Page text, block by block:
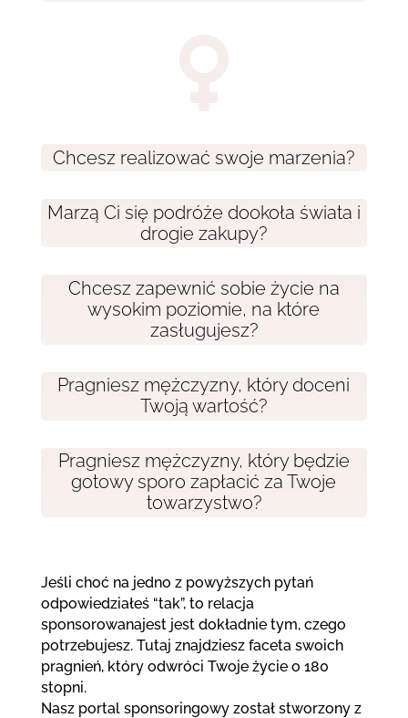
Chcesz realizować swoje marzenia?
Marzą Ci się podróże dookoła świata i
drogie zakupy?
Chcesz zapewnić sobie życie na
wysokim poziomie, na które
zasługujesz?
Pragniesz mężczyzny, który doceni
Twoją wartość?
Pragniesz mężczyzny, który będzie
gotowy sporo zapłacić za Twoje
towarzystwo?
Jeśli choć na jedno z powyższych pytań
odpowiedziałeś “tak”, to relacja
sponsorowanajest jest dokładnie tym, czego
potrzebujesz. Tutaj znajdziesz faceta swoich
pragnień, który odwróci Twoje życie o 180
stopni.
Nasz portal sponsoringowy został stworzony z